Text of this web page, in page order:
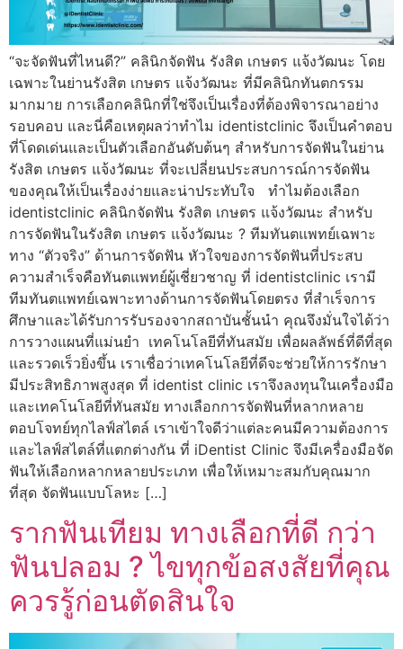
“จะจัดฟันที่ไหนดี?” คลินิกจัดฟัน รังสิต เกษตร แจ้งวัฒนะ โดย
เฉพาะในย่านรังสิต เกษตร แจ้งวัฒนะ ที่มีคลินิกทันตกรรม
มากมาย การเลือกคลินิกที่ใช่จึงเป็นเรื่องที่ต้องพิจารณาอย่าง
รอบคอบ และนี่คือเหตุผลว่าทำไม identistclinic จึงเป็นคำตอบ
ที่โดดเด่นและเป็นตัวเลือกอันดับต้นๆ สำหรับการจัดฟันในย่าน
รังสิต เกษตร แจ้งวัฒนะ ที่จะเปลี่ยนประสบการณ์การจัดฟัน
ของคุณให้เป็นเรื่องง่ายและน่าประทับใจ ทำไมต้องเลือก
identistclinic คลินิกจัดฟัน รังสิต เกษตร แจ้งวัฒนะ สำหรับ
การจัดฟันในรังสิต เกษตร แจ้งวัฒนะ ? ทีมทันตแพทย์เฉพาะ
ทาง “ตัวจริง” ด้านการจัดฟัน หัวใจของการจัดฟันที่ประสบ
ความสำเร็จคือทันตแพทย์ผู้เชี่ยวชาญ ที่ identistclinic เรามี
ทีมทันตแพทย์เฉพาะทางด้านการจัดฟันโดยตรง ที่สำเร็จการ
ศึกษาและได้รับการรับรองจากสถาบันชั้นนำ คุณจึงมั่นใจได้ว่า
การวางแผนที่แม่นยำ เทคโนโลยีที่ทันสมัย เพื่อผลลัพธ์ที่ดีที่สุด
และรวดเร็วยิ่งขึ้น เราเชื่อว่าเทคโนโลยีที่ดีจะช่วยให้การรักษา
มีประสิทธิภาพสูงสุด ที่ identist clinic เราจึงลงทุนในเครื่องมือ
และเทคโนโลยีที่ทันสมัย ทางเลือกการจัดฟันที่หลากหลาย
ตอบโจทย์ทุกไลฟ์สไตล์ เราเข้าใจดีว่าแต่ละคนมีความต้องการ
และไลฟ์สไตล์ที่แตกต่างกัน ที่ iDentist Clinic จึงมีเครื่องมือจัด
ฟันให้เลือกหลากหลายประเภท เพื่อให้เหมาะสมกับคุณมาก
ที่สุด จัดฟันแบบโลหะ […]
รากฟันเทียม ทางเลือกที่ดี กว่า
ฟันปลอม ? ไขทุกข้อสงสัยที่คุณ
ควรรู้ก่อนตัดสินใจ